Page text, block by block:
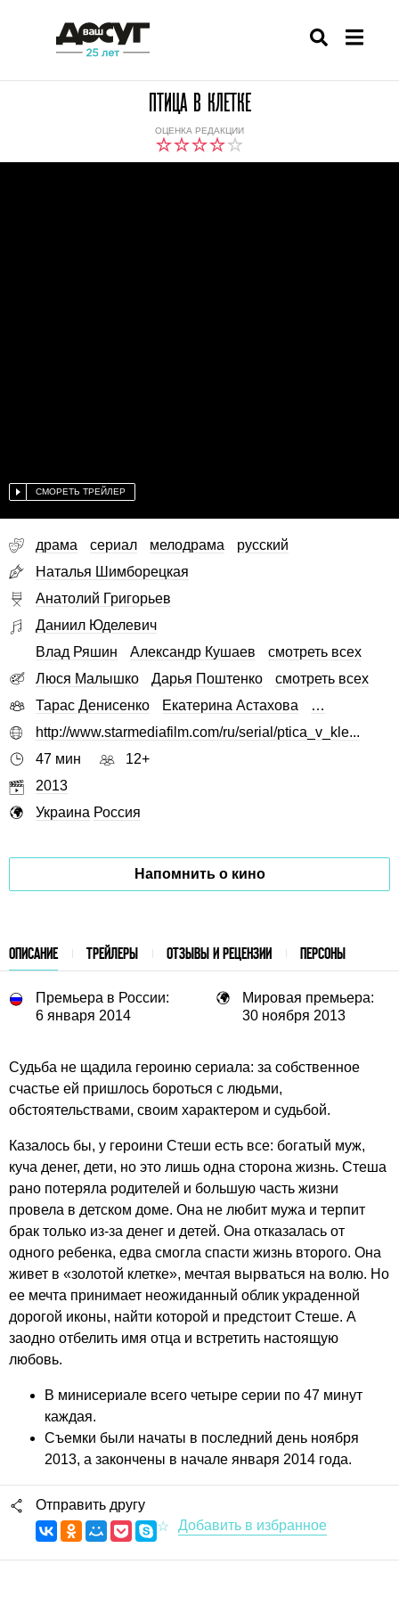
ПТИЦА В КЛЕТКЕ
ОЦЕНКА РЕДАКЦИИ
СМОРЕТЬ ТРЕЙЛЕР
драма сериал мелодрама
русский
Наталья Шимборецкая
Анатолий Григорьев
Даниил Юделевич
Влад Ряшин
Александр Кушаев
смотреть всех
Люся Малышко
Дарья Поштенко
смотреть всех
Тарас Денисенко
Екатерина Астахова
…
http://www.starmediafilm.com/ru/serial/ptica_v_kle...
47 мин
12+
2013
Украина Россия
Напомнить о кино
ОПИСАНИЕ ТРЕЙЛЕРЫ ОТЗЫВЫ И РЕЦЕНЗИИ ПЕРСОНЫ
Премьера в России:
6 января 2014
Мировая премьера:
30 ноября 2013
Судьба не щадила героиню сериала: за собственное
счастье ей пришлось бороться с людьми,
обстоятельствами, своим характером и судьбой.
Казалось бы, у героини Стеши есть все: богатый муж,
куча денег, дети, но это лишь одна сторона жизнь. Стеша
рано потеряла родителей и большую часть жизни
провела в детском доме. Она не любит мужа и терпит
брак только из-за денег и детей. Она отказалась от
одного ребенка, едва смогла спасти жизнь второго. Она
живет в «золотой клетке», мечтая вырваться на волю. Но
ее мечта принимает неожиданный облик украденной
дорогой иконы, найти которой и предстоит Стеше. А
заодно отбелить имя отца и встретить настоящую
любовь.
В минисериале всего четыре серии по 47 минут
каждая.
Съемки были начаты в последний день ноября
2013, а закончены в начале января 2014 года.
Отправить другу